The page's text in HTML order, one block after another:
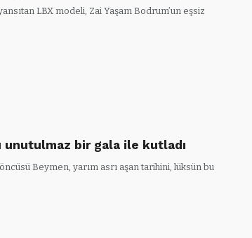
yansıtan LBX modeli, Zai Yaşam Bodrum’un eşsiz
unutulmaz bir gala ile kutladı
Beymen, yarım asrı aşan tarihini, lüksün bu